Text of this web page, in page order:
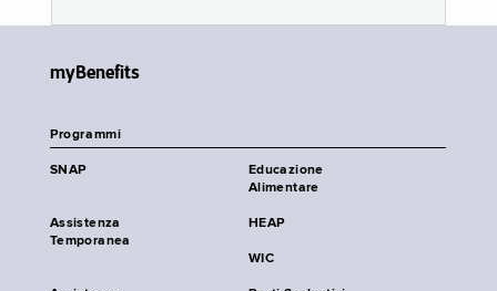
myBenefits
Programmi
SNAP
Educazione
Alimentare
Assistenza
Temporanea
HEAP
WIC